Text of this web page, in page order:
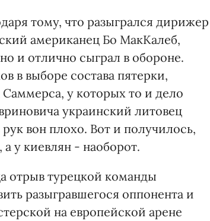
тому, что разыгрался дирижер
американец Бо МакКалеб,
и отлично сыграл в обороне.
в выборе состава пятерки,
у которых то и дело
украинский литовец
вон плохо. Вот и получилось,
а у киевлян - наоборот.
отрыв турецкой команды
разыгравшегося оппонента и
на европейской арене